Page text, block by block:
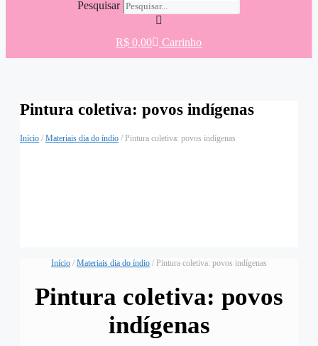
Pesquisar
R$ 0,00 Carrinho
Pintura coletiva: povos indígenas
Início / Materiais dia do índio / Pintura coletiva: povos indígenas
Início / Materiais dia do índio / Pintura coletiva: povos indígenas
Pintura coletiva: povos
indígenas